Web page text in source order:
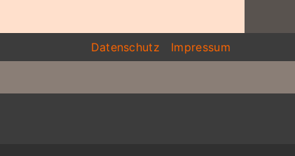
Datenschutz Impressum